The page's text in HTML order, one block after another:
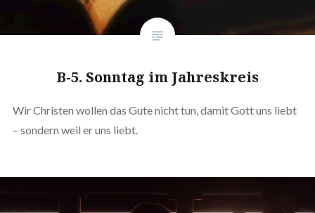
B-5. Sonntag im Jahreskreis
Wir Christen wollen das Gute nicht tun, damit Gott uns liebt
– sondern weil er uns liebt.